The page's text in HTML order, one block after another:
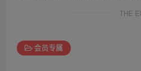
THE
会员专属